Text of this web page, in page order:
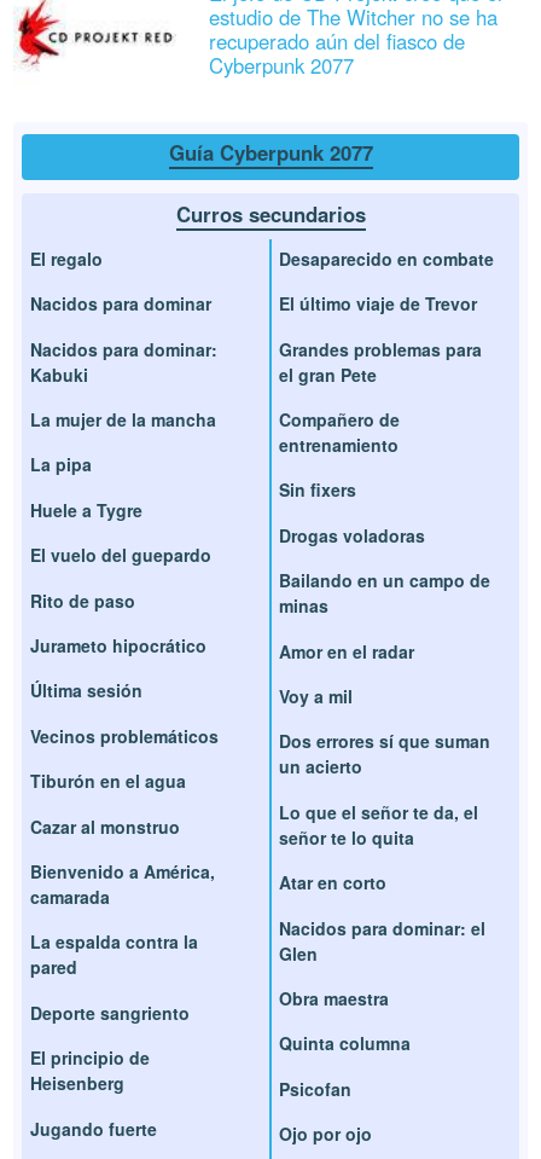
estudio de The Witcher no se ha
recuperado aún del fiasco de
Cyberpunk 2077
Guía Cyberpunk 2077
Curros secundarios
El regalo
Nacidos para dominar
Nacidos para dominar:
Kabuki
La mujer de la mancha
La pipa
Huele a Tygre
El vuelo del guepardo
Rito de paso
Jurameto hipocrático
Última sesión
Vecinos problemáticos
Tiburón en el agua
Cazar al monstruo
Bienvenido a América,
camarada
La espalda contra la
pared
Deporte sangriento
El principio de
Heisenberg
Jugando fuerte
Desaparecido en combate
El último viaje de Trevor
Grandes problemas para
el gran Pete
Compañero de
entrenamiento
Sin fixers
Drogas voladoras
Bailando en un campo de
minas
Amor en el radar
Voy a mil
Dos errores sí que suman
un acierto
Lo que el señor te da, el
señor te lo quita
Atar en corto
Nacidos para dominar: el
Glen
Obra maestra
Quinta columna
Psicofan
Ojo por ojo